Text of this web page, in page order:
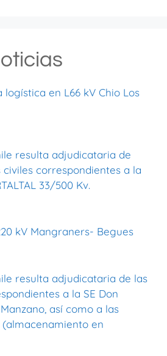
en L66 kV Chio Los
resulta adjudicataria de
correspondientes a la
33/500 Kv.
kV Mangraners- Begues
resulta adjudicataria de las
a la SE Don
así como a las
(almacenamiento en